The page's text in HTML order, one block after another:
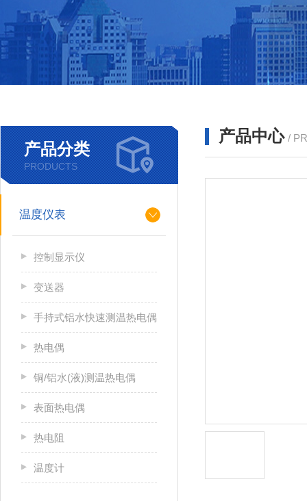
产品分类
PRODUCTS
温度仪表
控制显示仪
变送器
手持式铝水快速测温热电偶
热电偶
铜/铝水(液)测温热电偶
表面热电偶
热电阻
温度计
产品中心 /